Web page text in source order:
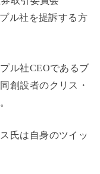
ル社を提訴する方
ル社CEOであるブ
創設者のクリス・
氏は自身のツイッ